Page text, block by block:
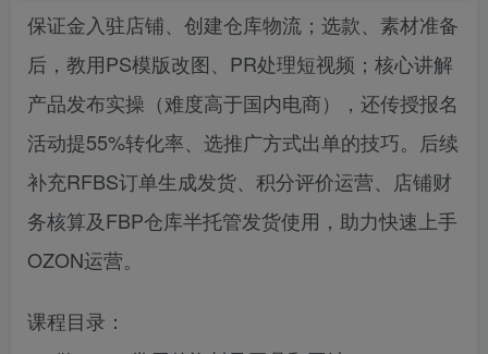
保证金入驻店铺、创建仓库物流；选款、素材准备
后，教用PS模版改图、PR处理短视频；核心讲解
产品发布实操（难度高于国内电商），还传授报名
活动提55%转化率、选推广方式出单的技巧。后续
补充RFBS订单生成发货、积分评价运营、店铺财
务核算及FBP仓库半托管发货使用，助力快速上手
OZON运营。
课程目录：